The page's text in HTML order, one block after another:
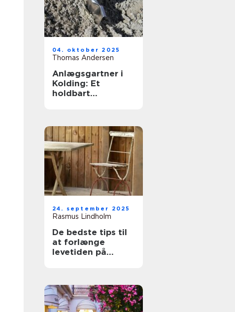
04. oktober 2025
Thomas Andersen
Anlægsgartner i
Kolding: Et
holdbart
24. september 2025
Rasmus Lindholm
De bedste tips til
at forlænge
levetiden på